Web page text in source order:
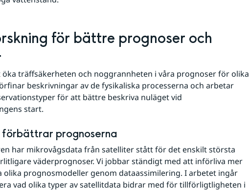
för bättre prognoser och
träffsäkerheten och noggrannheten i våra prognoser för olika
beskrivningar av de fysikaliska processerna och arbetar
för att bättre beskriva nuläget vid
start.
prognoserna
har mikrovågsdata från satelliter stått för det enskilt största
väderprognoser. Vi jobbar ständigt med att införliva mer
olika prognosmodeller genom dataassimilering. I arbetet ingår
vad olika typer av satellitdata bidrar med för tillförligtligheten i